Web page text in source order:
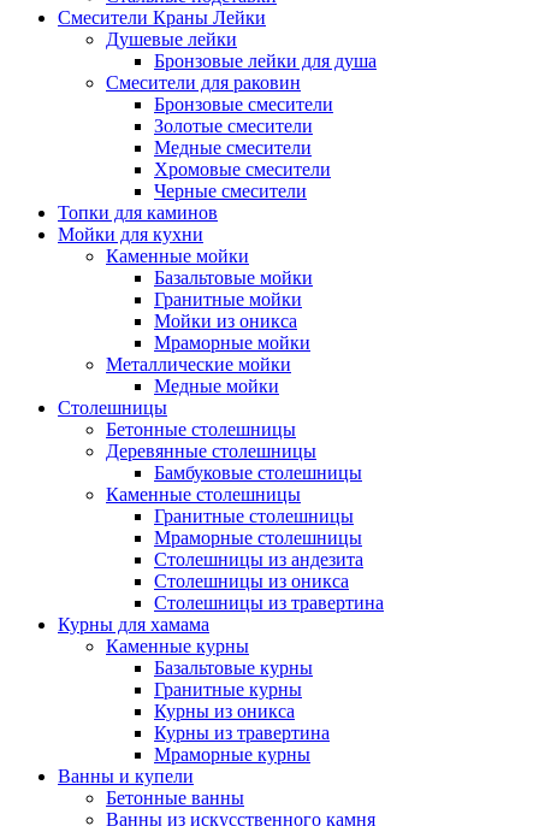
Смесители Краны Лейки
Душевые лейки
Бронзовые лейки для душа
Смесители для раковин
Бронзовые смесители
Золотые смесители
Медные смесители
Хромовые смесители
Черные смесители
Топки для каминов
Мойки для кухни
Каменные мойки
Базальтовые мойки
Гранитные мойки
Мойки из оникса
Мраморные мойки
Металлические мойки
Медные мойки
Столешницы
Бетонные столешницы
Деревянные столешницы
Бамбуковые столешницы
Каменные столешницы
Гранитные столешницы
Мраморные столешницы
Столешницы из андезита
Столешницы из оникса
Столешницы из травертина
Курны для хамама
Каменные курны
Базальтовые курны
Гранитные курны
Курны из оникса
Курны из травертина
Мраморные курны
Ванны и купели
Бетонные ванны
Ванны из искусственного камня